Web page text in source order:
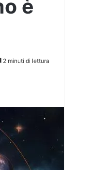
è
2 minuti di lettura